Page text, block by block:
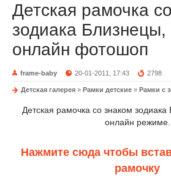
Детская рамочка
зодиака Близнецы,
онлайн фотошоп
frame-baby 20-01-2011, 17:43 2798
Детская галерея » Рамки детские » Рамки с
Детская рамочка со знаком
онлайн режиме.
Нажмите сюда чтобы
рамочку